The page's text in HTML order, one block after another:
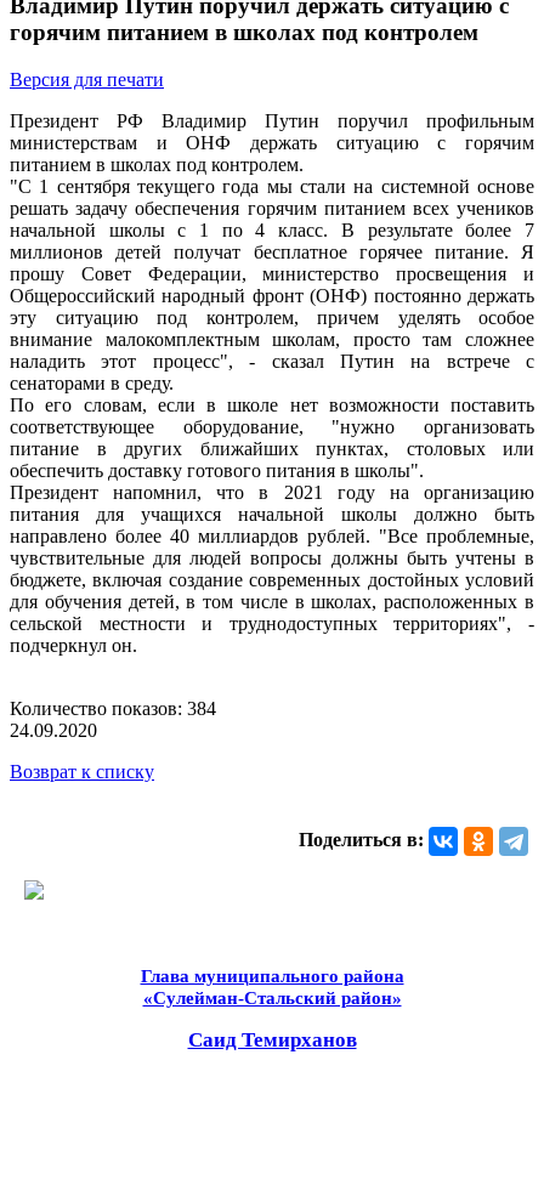
Владимир Путин поручил держать ситуацию с
горячим питанием в школах под контролем
Версия для печати
Президент РФ Владимир Путин поручил профильным
министерствам и ОНФ держать ситуацию с горячим
питанием в школах под контролем.
"С 1 сентября текущего года мы стали на системной основе
решать задачу обеспечения горячим питанием всех учеников
начальной школы с 1 по 4 класс. В результате более 7
миллионов детей получат бесплатное горячее питание. Я
прошу Совет Федерации, министерство просвещения и
Общероссийский народный фронт (ОНФ) постоянно держать
эту ситуацию под контролем, причем уделять особое
внимание малокомплектным школам, просто там сложнее
наладить этот процесс", - сказал Путин на встрече с
сенаторами в среду.
По его словам, если в школе нет возможности поставить
соответствующее оборудование, "нужно организовать
питание в других ближайших пунктах, столовых или
обеспечить доставку готового питания в школы".
Президент напомнил, что в 2021 году на организацию
питания для учащихся начальной школы должно быть
направлено более 40 миллиардов рублей. "Все проблемные,
чувствительные для людей вопросы должны быть учтены в
бюджете, включая создание современных достойных условий
для обучения детей, в том числе в школах, расположенных в
сельской местности и труднодоступных территориях", -
подчеркнул он.
Количество показов: 384
24.09.2020
Возврат к списку
Поделиться в:
Глава муниципального района
«Сулейман-Стальский район»
Саид Темирханов